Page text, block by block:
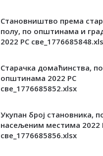
Становништво према
полу, по општинама и
2022 РС
Старачка домаћинства, по
општинама 2022 РС
све_1776685852.xlsx
Укупан број становника,
насељеним местима 2022
све_1776685856.xlsx